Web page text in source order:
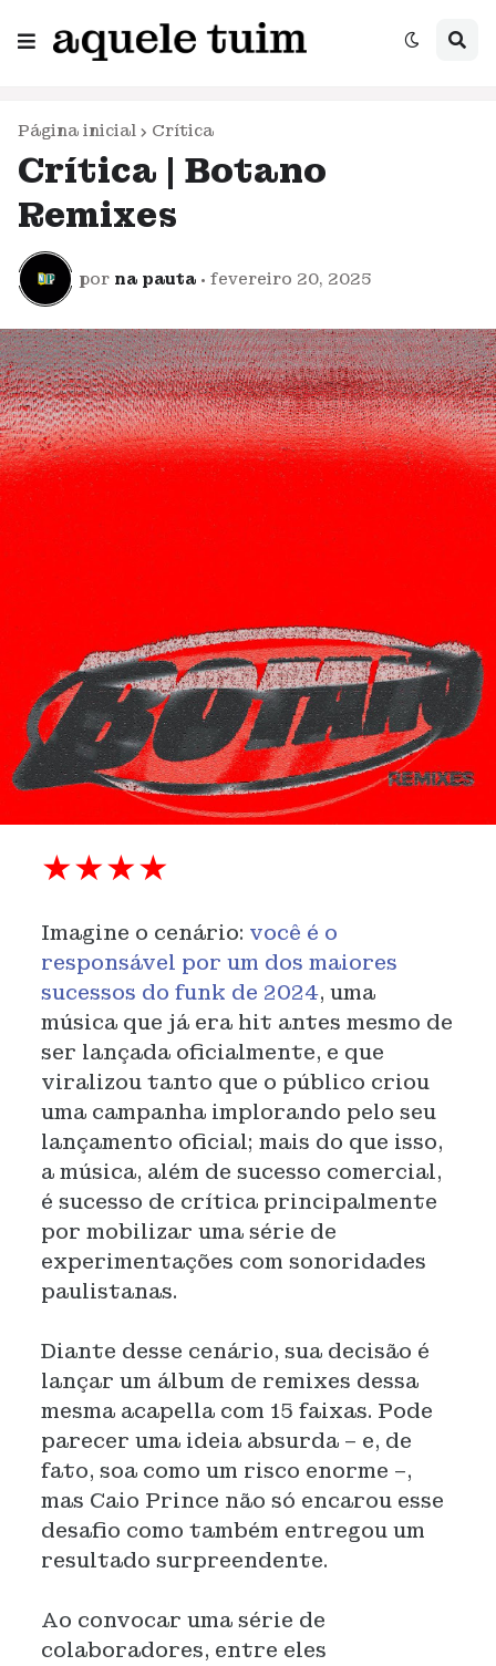
Página inicial Crítica
Crítica | Botano
Remixes
por na pauta • fevereiro 20, 2025
★★★★
Imagine o cenário: você é o
responsável por um dos maiores
sucessos do funk de 2024, uma
música que já era hit antes mesmo de
ser lançada oficialmente, e que
viralizou tanto que o público criou
uma campanha implorando pelo seu
lançamento oficial; mais do que isso,
a música, além de sucesso comercial,
é sucesso de crítica principalmente
por mobilizar uma série de
experimentações com sonoridades
paulistanas.
Diante desse cenário, sua decisão é
lançar um álbum de remixes dessa
mesma acapella com 15 faixas. Pode
parecer uma ideia absurda – e, de
fato, soa como um risco enorme –,
mas Caio Prince não só encarou esse
desafio como também entregou um
resultado surpreendente.
Ao convocar uma série de
colaboradores, entre eles